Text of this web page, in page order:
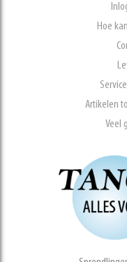
Hoe
Artikelen
Veel